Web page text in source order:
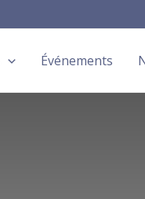
Événements